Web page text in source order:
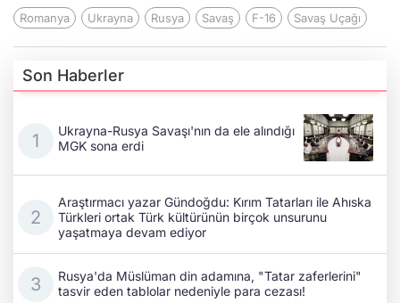
Romanya Ukrayna Rusya Savaş F-16 Savaş Uçağı
Son Haberler
Ukrayna-Rusya Savaşı'nın da ele alındığı
MGK sona erdi
Araştırmacı yazar Gündoğdu: Kırım Tatarları ile Ahıska
Türkleri ortak Türk kültürünün birçok unsurunu
yaşatmaya devam ediyor
Rusya'da Müslüman din adamına, "Tatar zaferlerini"
tasvir eden tablolar nedeniyle para cezası!